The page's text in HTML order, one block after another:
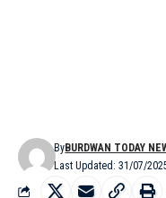
Last Updated: 31/07/
ByBURDWAN TODAY